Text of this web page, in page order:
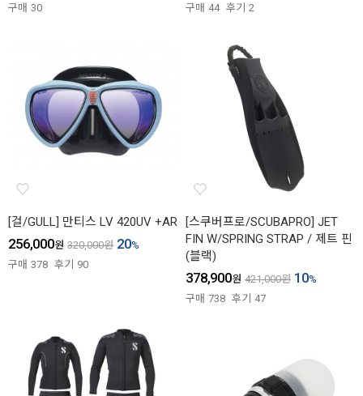
구매 30
구매 44 후기 2
[걸/GULL] 만티스 LV 420UV +AR
256,000원 320,000원 20%
구매 378 후기 90
[스쿠버프로/SCUBAPRO] JET
FIN W/SPRING STRAP / 제트 핀
(블랙)
378,900원 421,000원 10%
구매 738 후기 47